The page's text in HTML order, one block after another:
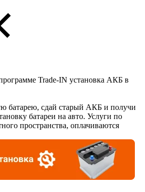
Trade-IN установка АКБ в
батарею, сдай старый АКБ и получи
батареи на авто. Услуги по
пространства, оплачиваются